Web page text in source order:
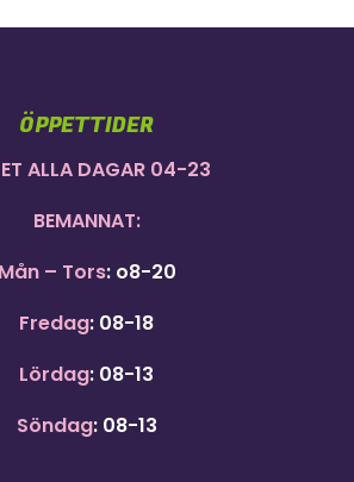
ÖPPETTIDER
ALLA DAGAR 04-23
BEMANNAT:
Mån – Tors: o8-20
Fredag: 08-18
Lördag: 08-13
Söndag: 08-13